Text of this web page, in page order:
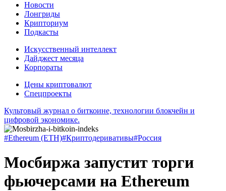
Новости
Лонгриды
Крипториум
Подкасты
Искусственный интеллект
Дайджест месяца
Корпораты
Цены криптовалют
Спецпроекты
Культовый журнал о биткоине, технологии блокчейн и
цифровой экономике.
#Ethereum (ETH)#Криптодеривативы#Россия
Мосбиржа запустит торги
фьючерсами на Ethereum